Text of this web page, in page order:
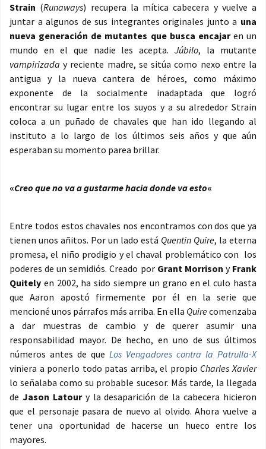
Strain (Runaways) recupera la mítica cabecera y vuelve a
juntar a algunos de sus integrantes originales junto a una
nueva generación de mutantes que busca encajaren un
mundo en el que nadie les acepta.Júbilo, la mutante
vampirizada y reciente madre, se sitúa como nexo entre la
antigua y la nueva cantera de héroes, como máximo
exponente de la socialmente inadaptada que logró
encontrar su lugar entre los suyos y a su alrededor Strain
coloca a un puñado de chavales que han ido llegando al
instituto a lo largo de los últimos seis años y que aún
esperaban su momento parea brillar.
«Creo que no va a gustarme hacia donde va esto«
Entre todos estos chavales nos encontramos con dos que ya
tienen unos añitos. Por un lado está Quentin Quire, la eterna
promesa, el niño prodigio y el chaval problemático con los
poderes de un semidiós. Creado por Grant Morrison y Frank
Quitely en 2002, ha sido siempre un grano en el culo hasta
que Aaron apostó firmemente por él en la serie que
mencioné unos párrafos más arriba. En ella Quirecomenzaba
a dar muestras de cambio y de querer asumir una
responsabilidad mayor. De hecho, en uno de sus últimos
números antes de que Los Vengadores contra la Patrulla-X
viniera a ponerlo todo patas arriba, el propio Charles Xavier
lo señalaba como su probable sucesor. Más tarde, la llegada
de Jason Latoury la desaparición de la cabecera hicieron
que el personaje pasara de nuevo al olvido. Ahora vuelve a
tener una oportunidad de hacerse un hueco entre los
mayores.